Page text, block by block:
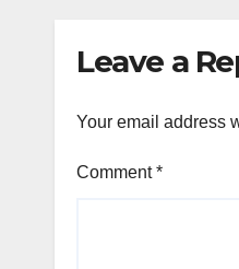
Leave a
Your email address
Comment*